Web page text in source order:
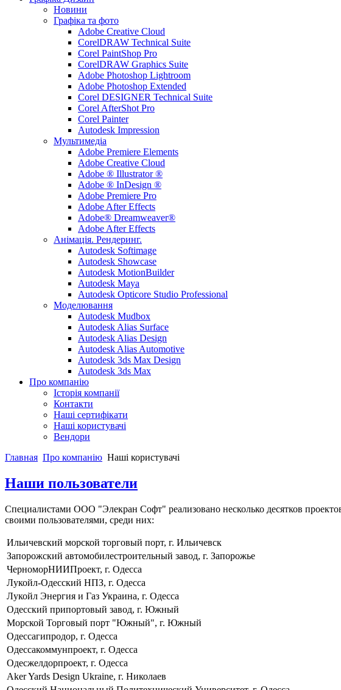
Новини
Графіка та фото
Adobe Creative Cloud
CorelDRAW Technical Suite
Corel PaintShop Pro
CorelDRAW Graphics Suite
Adobe Photoshop Lightroom
Adobe Photoshop Extended
Corel DESIGNER Technical Suite
Corel AfterShot Pro
Corel Painter
Autodesk Impression
Мультимедіа
Adobe Premiere Elements
Adobe Creative Cloud
Adobe ® Illustrator ®
Adobe ® InDesign ®
Adobe Premiere Pro
Adobe After Effects
Adobe® Dreamweaver®
Adobe After Effects
Анімація. Рендеринг.
Autodesk Softimage
Autodesk Showcase
Autodesk MotionBuilder
Autodesk Maya
Autodesk Opticore Studio Professional
Моделювання
Autodesk Mudbox
Autodesk Alias Surface
Autodesk Alias Design
Autodesk Alias Automotive
Autodesk 3ds Max Design
Autodesk 3ds Max
Про компанію
Історія компанії
Контакти
Наші сертифікати
Наші користувачі
Вендори
Главная Про компанію Наші користувачі
Наши пользователи
Специалистами ООО "Элекран Софт" реализовано несколько десятков
своими пользователями, среди них:
Ильичевский морской торговый порт, г. Ильичевск
Запорожский автомобилестроительный завод, г. Запорожье
ЧерноморНИИПроект, г. Одесса
Лукойл-Одесский НПЗ, г. Одесса
Лукойл Энергия и Газ Украина, г. Одесса
Одесский припортовый завод, г. Южный
Морской Торговый порт "Южный", г. Южный
Одессагипродор, г. Одесса
Одессакоммунпроект, г. Одесса
Одесжелдорпроект, г. Одесса
Aker Yards Design Ukraine, г. Николаев